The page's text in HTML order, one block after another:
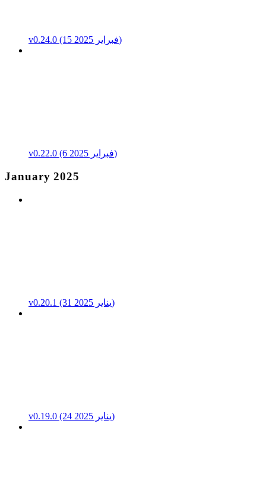
v0.24.0 (15 فبراير 2025)
v0.22.0 (6 فبراير 2025)
January 2025
v0.20.1 (31 يناير 2025)
v0.19.0 (24 يناير 2025)